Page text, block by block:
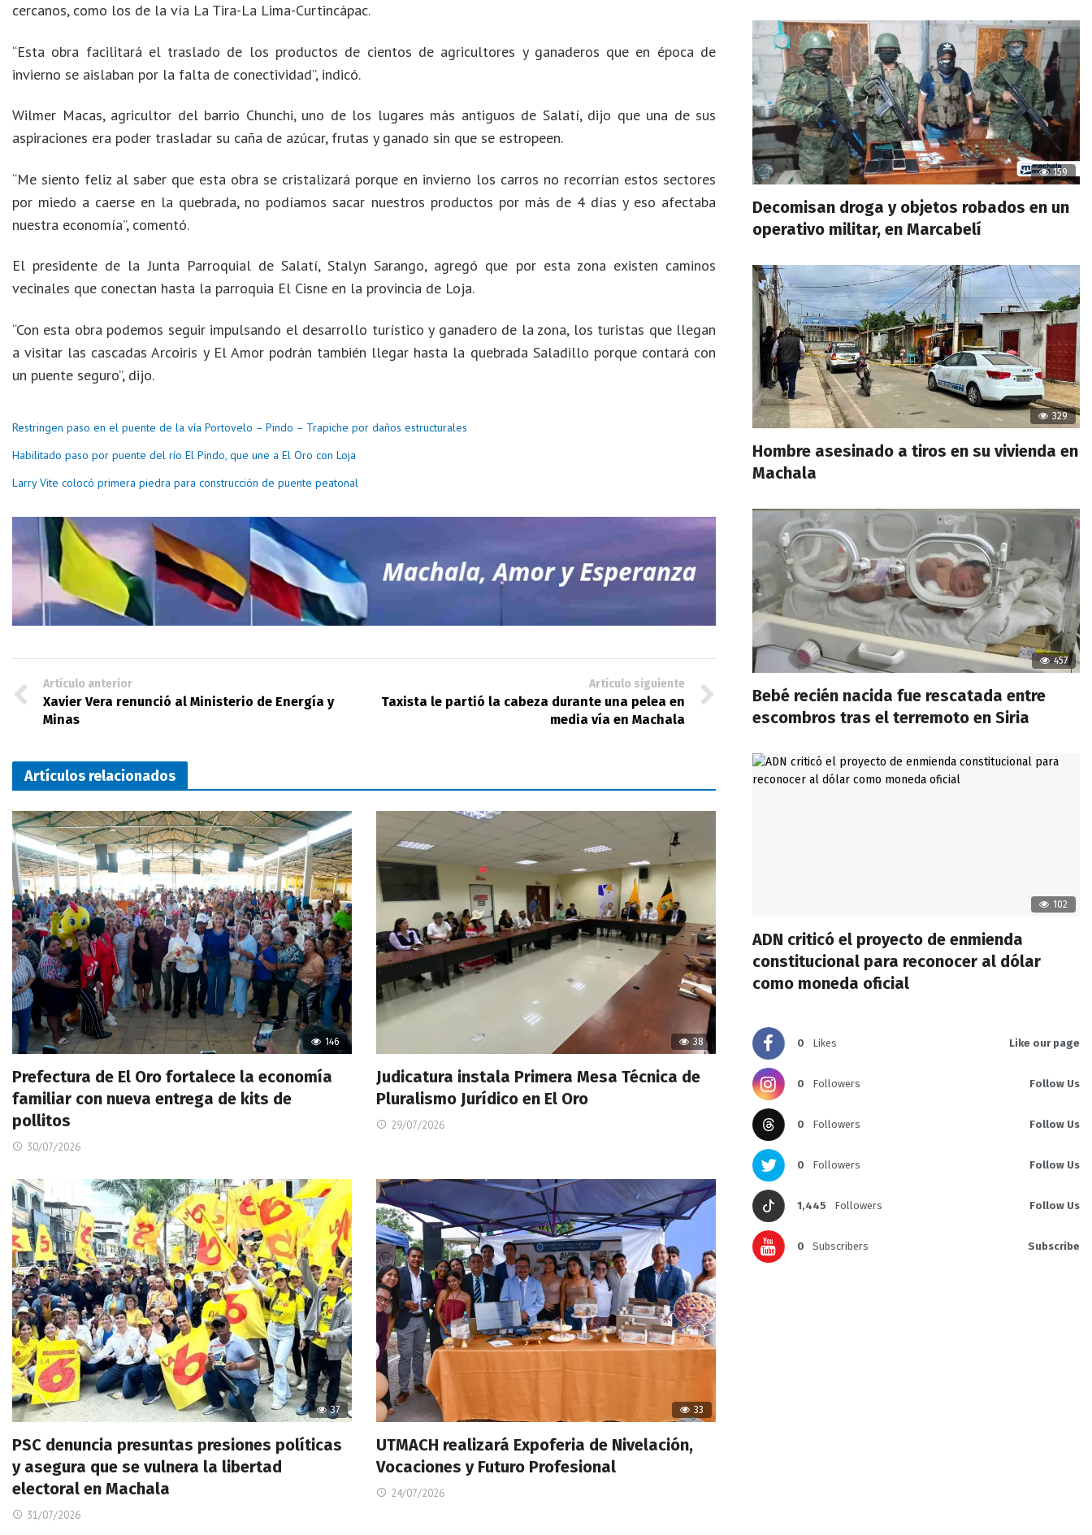
cercanos, como los de la vía La Tira-La Lima-Curtincápac.
“Esta obra facilitará el traslado de los productos de cientos de agricultores y ganaderos que en época de
invierno se aislaban por la falta de conectividad”, indicó.
Wilmer Macas, agricultor del barrio Chunchi, uno de los lugares más antiguos de Salatí, dijo que una de sus
aspiraciones era poder trasladar su caña de azúcar, frutas y ganado sin que se estropeen.
“Me siento feliz al saber que esta obra se cristalizará porque en invierno los carros no recorrían estos sectores
por miedo a caerse en la quebrada, no podíamos sacar nuestros productos por más de 4 días y eso afectaba
nuestra economía”, comentó.
El presidente de la Junta Parroquial de Salatí, Stalyn Sarango, agregó que por esta zona existen caminos
vecinales que conectan hasta la parroquia El Cisne en la provincia de Loja.
“Con esta obra podemos seguir impulsando el desarrollo turístico y ganadero de la zona, los turistas que llegan
a visitar las cascadas Arcoiris y El Amor podrán también llegar hasta la quebrada Saladillo porque contará con
un puente seguro”, dijo.
Restringen paso en el puente de la vía Portovelo – Pindo – Trapiche por daños estructurales
Habilitado paso por puente del río El Pindo, que une a El Oro con Loja
Larry Vite colocó primera piedra para construcción de puente peatonal
Artículo anterior
Xavier Vera renunció al Ministerio de Energía y
Minas
Artículo siguiente
Taxista le partió la cabeza durante una pelea en
media vía en Machala
Artículos relacionados
146
Prefectura de El Oro fortalece la economía
familiar con nueva entrega de kits de
pollitos
30/07/2026
38
Judicatura instala Primera Mesa Técnica de
Pluralismo Jurídico en El Oro
29/07/2026
37
PSC denuncia presuntas presiones políticas
y asegura que se vulnera la libertad
electoral en Machala
31/07/2026
33
UTMACH realizará Expoferia de Nivelación,
Vocaciones y Futuro Profesional
24/07/2026
159
Decomisan droga y objetos robados en un
operativo militar, en Marcabelí
329
Hombre asesinado a tiros en su vivienda en
Machala
457
Bebé recién nacida fue rescatada entre
escombros tras el terremoto en Siria
102
ADN criticó el proyecto de enmienda
constitucional para reconocer al dólar
como moneda oficial
0 Likes Like our page
0 Followers Follow Us
0 Followers Follow Us
0 Followers Follow Us
1,445 Followers Follow Us
0 Subscribers Subscribe